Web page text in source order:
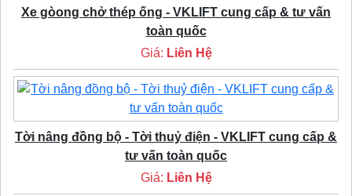
Xe gòong chở thép ống - VKLIFT cung cấp & tư vấn
toàn quốc
Giá: Liên Hệ
Tời nâng đồng bộ - Tời thuỷ điện - VKLIFT cung cấp &
tư vấn toàn quốc
Giá: Liên Hệ